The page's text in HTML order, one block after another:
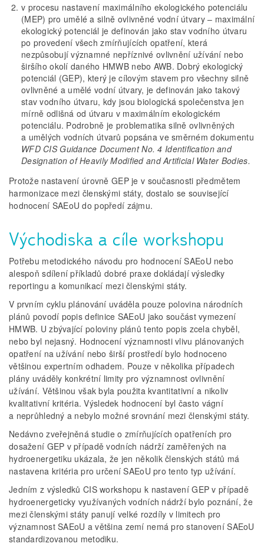
v procesu nastavení maximálního ekologického potenciálu
(MEP) pro umělé a silně ovlivněné vodní útvary – maximální
ekologický potenciál je definován jako stav vodního útvaru
po provedení všech zmírňujících opatření, která
nezpůsobují významné nepříznivé ovlivnění užívání nebo
širšího okolí daného HMWB nebo AWB. Dobrý ekologický
potenciál (GEP), který je cílovým stavem pro všechny silně
ovlivněné a umělé vodní útvary, je definován jako takový
stav vodního útvaru, kdy jsou biologická společenstva jen
mírně odlišná od útvaru v maximálním ekologickém
potenciálu. Podrobně je problematika silně ovlivněných
a umělých vodních útvarů popsána ve směrném dokumentu
WFD CIS Guidance Document No. 4 Identification and
Designation of Heavily Modified and Artificial Water Bodies.
Protože nastavení úrovně GEP je v současnosti předmětem
harmonizace mezi členskými státy, dostalo se související
hodnocení SAEoU do popředí zájmu.
Východiska a cíle workshopu
Potřebu metodického návodu pro hodnocení SAEoU nebo
alespoň sdílení příkladů dobré praxe dokládají výsledky
reportingu a komunikací mezi členskými státy.
V prvním cyklu plánování uváděla pouze polovina národních
plánů povodí popis definice SAEoU jako součást vymezení
HMWB. U zbývající poloviny plánů tento popis zcela chyběl,
nebo byl nejasný. Hodnocení významnosti vlivu plánovaných
opatření na užívání nebo širší prostředí bylo hodnoceno
většinou expertním odhadem. Pouze v několika případech
plány uváděly konkrétní limity pro významnost ovlivnění
užívání. Většinou však byla použita kvantitativní a nikoliv
kvalitativní kritéria. Výsledek hodnocení byl často vágní
a neprůhledný a nebylo možné srovnání mezi členskými státy.
Nedávno zveřejněná studie o zmírňujících opatřeních pro
dosažení GEP v případě vodních nádrží zaměřených na
hydroenergetiku ukázala, že jen několik členských států má
nastavena kritéria pro určení SAEoU pro tento typ užívání.
Jedním z výsledků CIS workshopu k nastavení GEP v případě
hydroenergeticky využívaných vodních nádrží bylo poznání, že
mezi členskými státy panují velké rozdíly v limitech pro
významnost SAEoU a většina zemí nemá pro stanovení SAEoU
standardizovanou metodiku.